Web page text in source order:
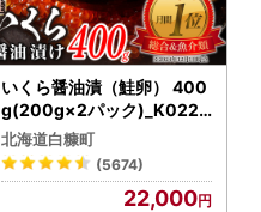
いくら醤油漬（鮭卵） 400
g(200g×2パック)_K022-
1676
北海道白糠町
(5674)
22,000